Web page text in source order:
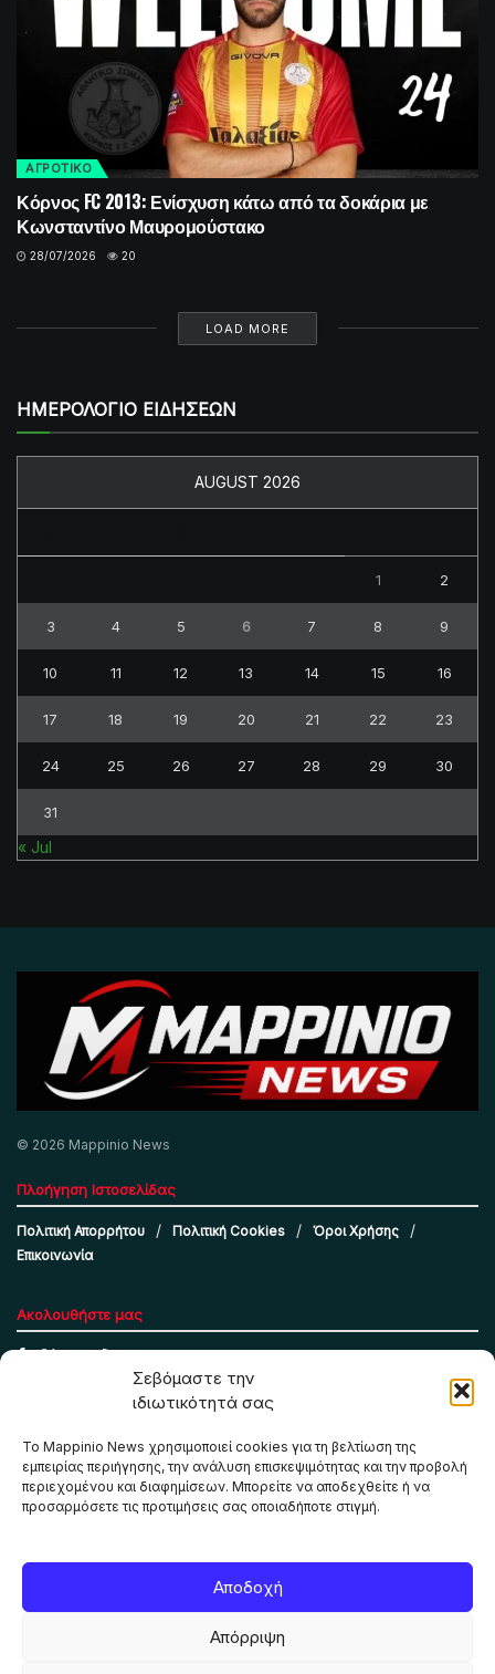
Σεβόμαστε την
ιδιωτικότητά σας
Το Mappinio News χρησιμοποιεί cookies για τη βελτίωση της
εμπειρίας περιήγησης, την ανάλυση επισκεψιμότητας και την προβολή
περιεχομένου και διαφημίσεων. Μπορείτε να αποδεχθείτε ή να
προσαρμόσετε τις προτιμήσεις σας οποιαδήποτε στιγμή.
Αποδοχή
Απόρριψη
ΑΓΡΟΤΙΚΟ
Κόρνος FC 2013: Ενίσχυση κάτω από τα δοκάρια με
Κωνσταντίνο Μαυρομούστακο
28/07/2026 20
LOAD MORE
ΗΜΕΡΟΛΟΓΙΟ ΕΙΔΗΣΕΩΝ
AUGUST 2026
1 2
3 4 5 6 7 8 9
10 11 12 13 14 15 16
17 18 19 20 21 22 23
24 25 26 27 28 29 30
31
« Jul
© 2026 Mappinio News
Πλοήγηση Ιστοσελίδας
Πολιτική Απορρήτου Πολιτική Cookies
Όροι Χρήσης
Επικοινωνία
Ακολουθήστε μας
Το Mappinio.net χρησιμοποιεί cookies για τη σωστή
λειτουργία της ιστοσελίδας, την ανάλυση επισκεψιμότητας
και την προβολή εξατομικευμένου περιεχομένου. Πατώντας